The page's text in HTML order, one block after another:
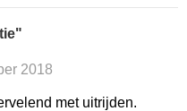
2018
met uitrijden.